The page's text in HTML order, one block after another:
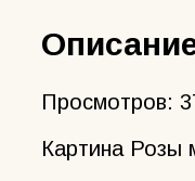
Просмотров:
Картина Розы